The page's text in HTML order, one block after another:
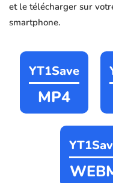
et le télécharger sur
smartphone.
YT1Save
MP4